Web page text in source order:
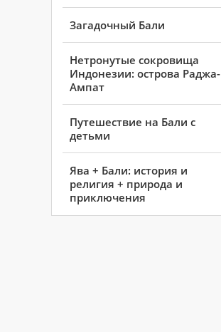
Загадочный Бали
Нетронутые сокровища
Индонезии: острова Раджа-
Ампат
Путешествие на Бали с
детьми
Ява + Бали: история и
религия + природа и
приключения